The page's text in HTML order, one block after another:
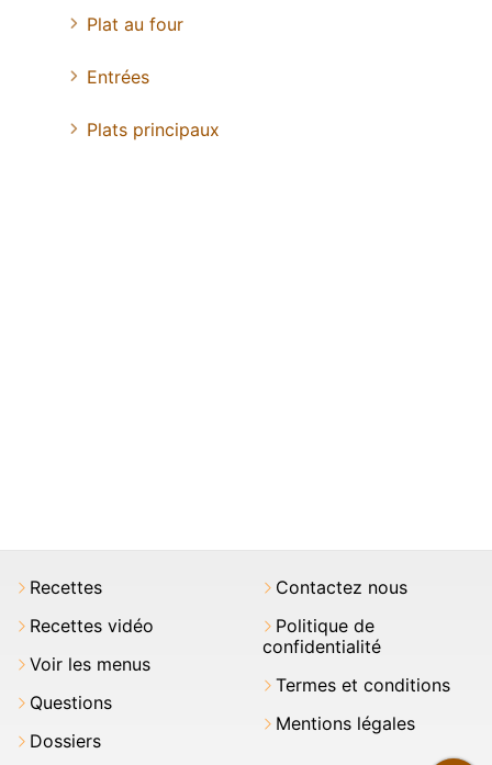
Plat au four
Entrées
Plats principaux
Recettes
Recettes vidéo
Voir les menus
Questions
Dossiers
Contactez nous
Politique de
confidentialité
Termes et conditions
Mentions légales